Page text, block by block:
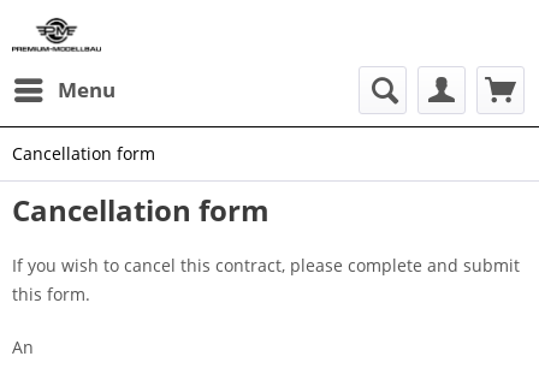
Menu
Cancellation form
Cancellation form
If you wish to cancel this contract, please complete and submit
this form.
An